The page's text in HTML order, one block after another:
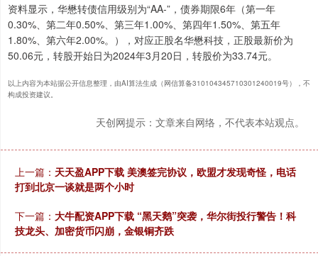
资料显示，华懋转债信用级别为“AA-”，债券期限6年（第一年
0.30%、第二年0.50%、第三年1.00%、第四年1.50%、第五年
1.80%、第六年2.00%。），对应正股名华懋科技，正股最新价为
50.06元，转股开始日为2024年3月20日，转股价为33.74元。
以上内容为本站据公开信息整理，由AI算法生成（网信算备310104345710301240019号），不
构成投资建议。
天创网提示：文章来自网络，不代表本站观点。
上一篇： 天天盈APP下载 美澳签完协议，欧盟才发现奇怪，电话
打到北京一谈就是两个小时
下一篇： 大牛配资APP下载 “黑天鹅”突袭，华尔街投行警告！科
技龙头、加密货币闪崩，金银铜齐跌